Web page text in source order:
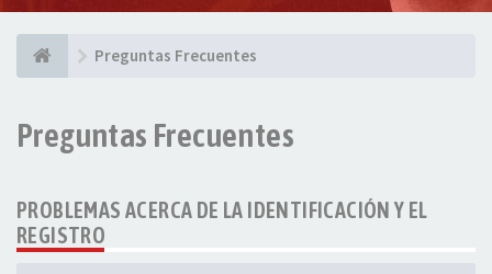
Preguntas Frecuentes
Preguntas Frecuentes
PROBLEMAS ACERCA DE LA IDENTIFICACIÓN Y EL
REGISTRO